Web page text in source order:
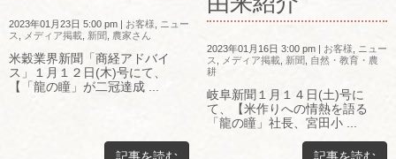
2023年01月23日 5:00 pm お客様
ニュー
ス
メディア掲載 新聞 農家さん
米穀業界新聞「商経アドバイ
ス」１月１２日(木)号にて、
【「龍の瞳」が二冠達成 ...
2023年01月16日 3:00 pm お客様
ニュー
ス
メディア掲載 新聞
自然・教育・農
耕
岐阜新聞１月１４日(土)号に
て、【米作りへの情熱を語る
「龍の瞳」社長、宮田小 ...